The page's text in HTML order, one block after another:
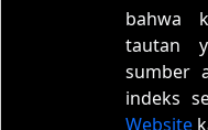
bahwa
tautan
sumber
indeks
Website